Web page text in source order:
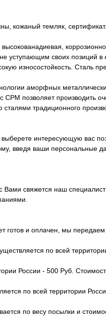
кожаный темляк, сертификат.
высокованадиевая,
уступающим своих позиций в
износостойкость. Сталь
аморфных
позволяет производить
традиционного
выберете интересующую вас
введя ваши персональные
свяжется наш
готов и оплачен, мы
по всей
России - 500 Руб.
по всей территории
по весу посылки и